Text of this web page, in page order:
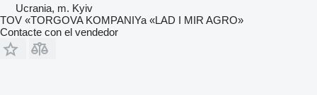
Ucrania, m. Kyiv
TOV «TORGOVA KOMPANIYa «LAD I MIR AGRO»
Contacte con el vendedor